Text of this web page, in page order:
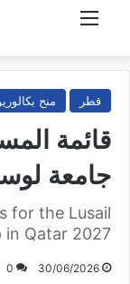
قطر منح
قائمة
جامعة
for the Lusail
in Qatar 2027
30/06/2026
0